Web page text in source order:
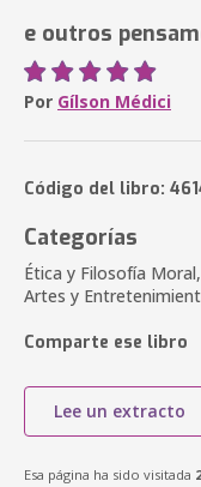
e outros
Por Gílson Médici
Código del libro:
Categorías
Ética y Filosofía
Artes y
Comparte ese libro
Lee un extracto
Esa página ha sido visitada